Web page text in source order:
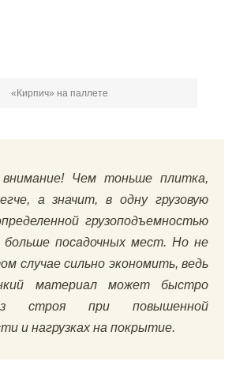
«Кирпич» на паллете
Чем тоньше плитка,
а значит, в одну грузовую
грузоподъемностью
посадочных мест. Но не
случае сильно экономить, ведь
материал может быстро
строя при повышенной
и нагрузках на покрытие.